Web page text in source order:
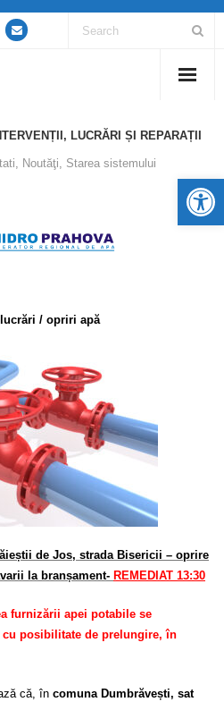
LUCRĂRI ȘI REPARAȚII
, Noutăţi, Starea sistemului
/ opriri apă
de Jos, strada Bisericii – oprire
la branșament- REMEDIAT 13:30
furnizării apei potabile se
cu posibilitate de prelungire, în
că, în comuna Dumbrăvești, sat